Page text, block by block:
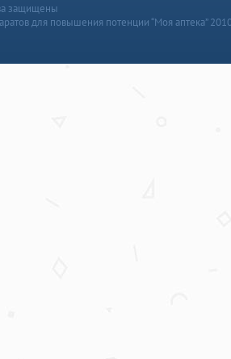
защищены
для повышения потенции “Моя аптека”